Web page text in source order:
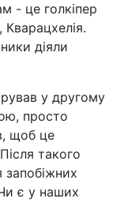
- це голкіпер
Кварацхелія.
діяли
у другому
просто
щоб це
такого
є у наших